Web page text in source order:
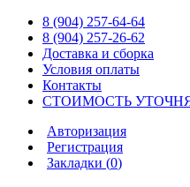
8 (904) 257-64-64
8 (904) 257-26-62
Доставка и сборка
Условия оплаты
Контакты
СТОИМОСТЬ
Авторизация
Регистрация
Закладки (0)